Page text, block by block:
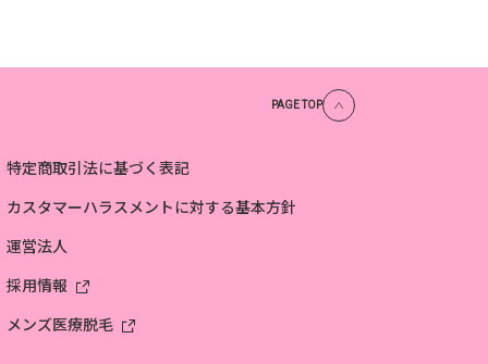
PAGE TOP
特定商取引法に基づく 表記
カスタマーハラスメントに対する基本方針
運営法人
採用情報
メンズ医療脱毛